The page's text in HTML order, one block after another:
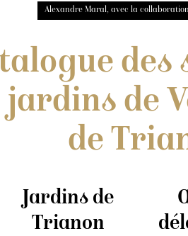
Alexandre Maral, avec la
jardins de
de
Jardins de
Trianon